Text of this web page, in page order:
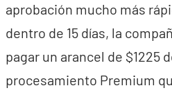
aprobación mucho más
dentro de 15 días, la
pagar un arancel de $1225
procesamiento Premium